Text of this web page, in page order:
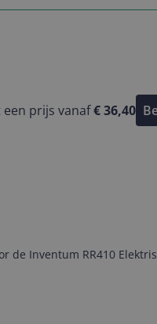
prijs vanaf € 36,40
Inventum RR410